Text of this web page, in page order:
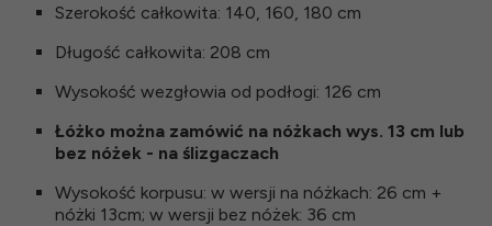
Szerokość całkowita: 140, 160, 180 cm
Długość całkowita: 208 cm
Wysokość wezgłowia od podłogi: 126 cm
Łóżko można zamówić na nóżkach wys. 13 cm lub
bez nóżek - na ślizgaczach
Wysokość korpusu: w wersji na nóżkach: 26 cm +
nóżki 13cm; w wersji bez nóżek: 36 cm